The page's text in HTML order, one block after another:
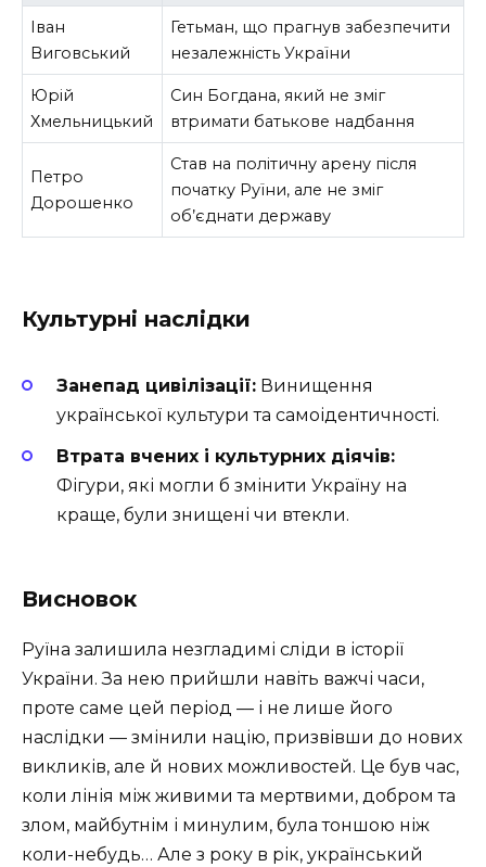
Іван
Виговський
Гетьман, що прагнув забезпечити
незалежність України
Юрій
Хмельницький
Син Богдана, який не зміг
втримати батькове надбання
Петро
Дорошенко
Став на політичну арену після
початку Руїни, але не зміг
об’єднати державу
Культурні наслідки
Занепад цивілізації: Винищення
української культури та самоідентичності.
Втрата вчених і культурних діячів:
Фігури, які могли б змінити Україну на
краще, були знищені чи втекли.
Висновок
Руїна залишила незгладимі сліди в історії
України. За нею прийшли навіть важчі часи,
проте саме цей період — і не лише його
наслідки — змінили націю, призвівши до нових
викликів, але й нових можливостей. Це був час,
коли лінія між живими та мертвими, добром та
злом, майбутнім і минулим, була тоншою ніж
коли-небудь… Але з року в рік, український